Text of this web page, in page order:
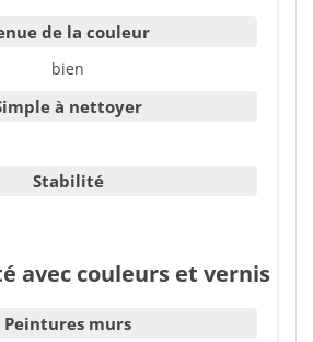
de la couleur
bien
à nettoyer
Stabilité
avec couleurs et vernis
Peintures murs